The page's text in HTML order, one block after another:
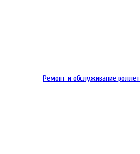
Ремонт и обслуживание роллет